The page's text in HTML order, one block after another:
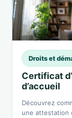
Droits et
Certificat
d’accueil
Découvrez
une attestation